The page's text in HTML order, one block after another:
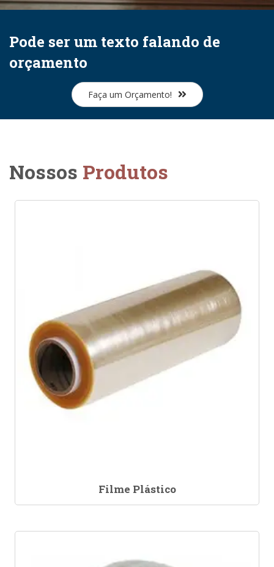
Pode ser um texto falando de
orçamento
Faça um Orçamento!
Nossos Produtos
Filme Plástico